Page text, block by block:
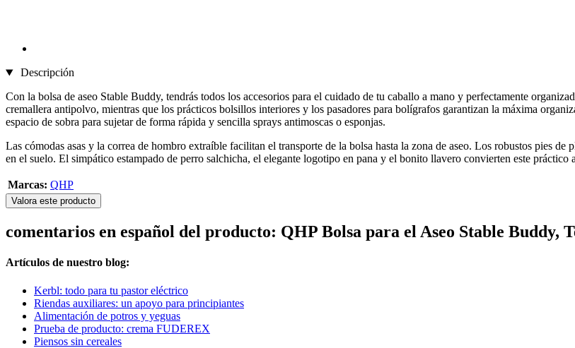
Descripción
Con la bolsa de aseo Stable Buddy, tendrás todos los accesorios para el cuidado de tu caballo a mano y perfectamente
cremallera antipolvo, mientras que los prácticos bolsillos interiores y los pasadores para bolígrafos garantizan la máxima
espacio de sobra para sujetar de forma rápida y sencilla sprays antimoscas o esponjas.
Las cómodas asas y la correa de hombro extraíble facilitan el transporte de la bolsa hasta la zona de aseo. Los robustos pies
en el suelo. El simpático estampado de perro salchicha, el elegante logotipo en pana y el bonito llavero convierten este práctico
Marcas: QHP
Valora este producto
comentarios en español del producto: QHP Bolsa para el Aseo Stable Buddy,
Artículos de nuestro blog:
Kerbl: todo para tu pastor eléctrico
Riendas auxiliares: un apoyo para principiantes
Alimentación de potros y yeguas
Prueba de producto: crema FUDEREX
Piensos sin cereales